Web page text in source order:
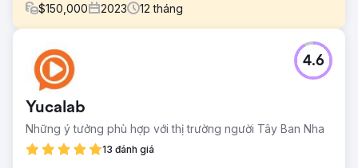
$150,000 2023 12 tháng
Thử thách
Chủ tịch Peter Chaffee phải đối mặt với một quyết định
quan trọng vào năm 2022: thuê một nhà tiếp thị nội bộ toàn
thời gian hoặc hợp tác với một đại lý tiếp thị kỹ thuật số
đầy đủ dịch vụ để giúp họ mở rộng quy mô kinh doanh
sang các thị trường mới.
Giải pháp
Yucalab
Những ý tưởng phù hợp với thị trường người Tây Ban Nha
13 đánh giá
4.6